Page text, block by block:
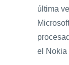
última
el